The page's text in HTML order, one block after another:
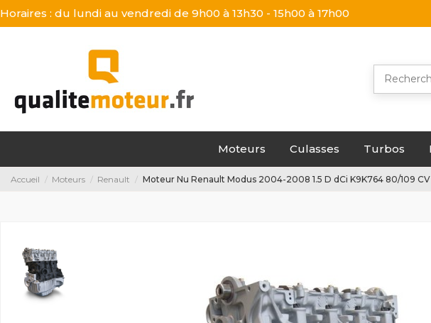
Horaires : du lundi au vendredi de 9h00 à 13h30 - 15h00 à 17h00
Moteurs Culasses Turbos
Accueil Moteurs Renault Moteur Nu Renault Modus 2004-2008 1.5 D dCi K9K764 80/109 CV